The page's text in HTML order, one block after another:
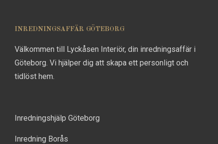
INREDNINGSAFFÄR GÖTEBORG
Välkommen till Lyckåsen Interiör, din inredningsaffär i
Göteborg. Vi hjälper dig att skapa ett personligt och
tidlöst hem.
Inredningshjälp Göteborg
Inredning Borås